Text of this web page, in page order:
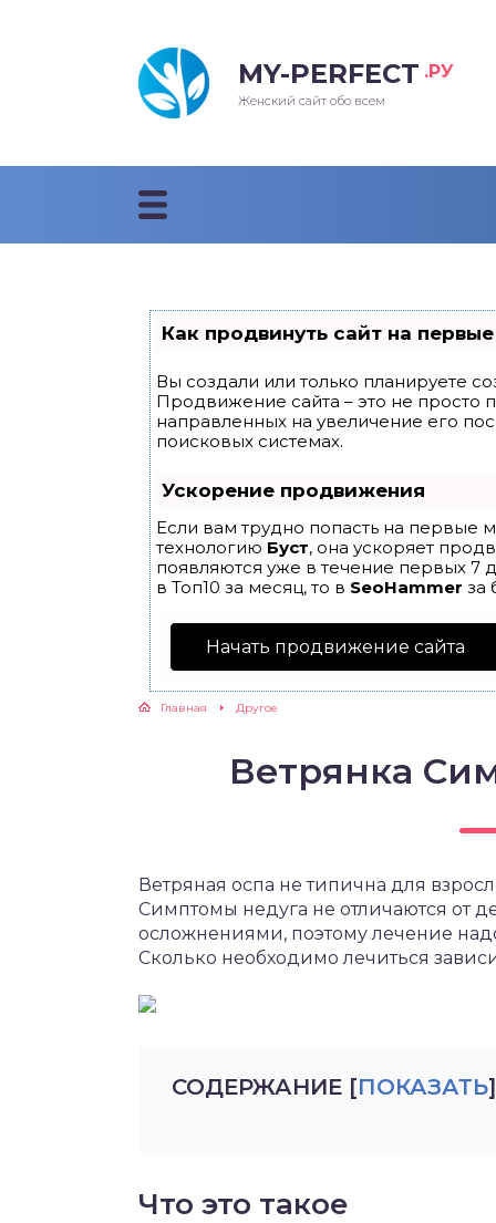
MY-PERFECT .РУ
Женский сайт обо всем
Как продвинуть сайт на
Вы создали или только планируете
Продвижение сайта – это не просто
направленных на увеличение его
поисковых системах.
Ускорение продвижения
Если вам трудно попасть на первые
технологию Буст, она ускоряет
появляются уже в течение первых 7
в Топ10 за месяц, то в SeoHammer за
Начать продвижение сайта
Главная Другое
Ветрянка
Ветряная оспа не типична для
Симптомы недуга не отличаются от
осложнениями, поэтому лечение
Сколько необходимо лечиться
СОДЕРЖАНИЕ [ПОКАЗАТЬ]
Что это такое
прически 2018
стрижки 2018